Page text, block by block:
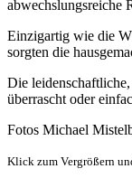
abwechslungsreiche
Einzigartig wie die
sorgten die
Die
überrascht oder
Fotos Michael
Klick zum Vergrößern